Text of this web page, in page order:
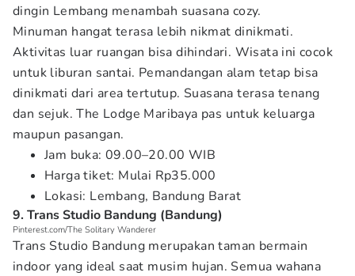
dingin Lembang menambah suasana cozy.
Minuman hangat terasa lebih nikmat dinikmati.
Aktivitas luar ruangan bisa dihindari. Wisata ini cocok
untuk liburan santai. Pemandangan alam tetap bisa
dinikmati dari area tertutup. Suasana terasa tenang
dan sejuk. The Lodge Maribaya pas untuk keluarga
maupun pasangan.
Jam buka: 09.00–20.00 WIB
Harga tiket: Mulai Rp35.000
Lokasi: Lembang, Bandung Barat
9. Trans Studio Bandung (Bandung)
Pinterest.com/The Solitary Wanderer
Trans Studio Bandung merupakan taman bermain
indoor yang ideal saat musim hujan. Semua wahana